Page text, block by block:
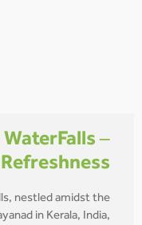
–
nestled amidst the
in Kerala, India,